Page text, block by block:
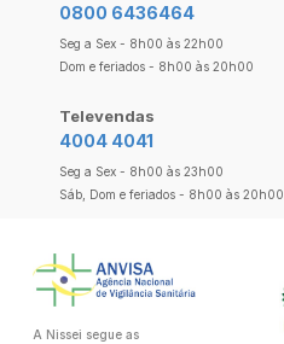
0800 6436464
Seg a Sex - 8h00 às 22h00
Dom e feriados - 8h00 às 20h00
Televendas
4004 4041
Seg a Sex - 8h00 às 23h00
Sáb, Dom e feriados - 8h00 às 20h00
A Nissei segue as